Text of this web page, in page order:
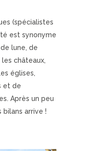
(spécialistes
est synonyme
lune, de
châteaux,
églises,
et de
Après un peu
arrive !